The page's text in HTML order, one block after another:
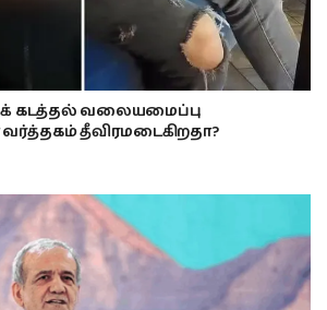
கடத்தல் வலையமைப்பு
தீவிரமடைகிறதா?